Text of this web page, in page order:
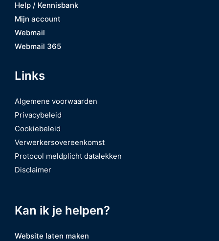
Help / Kennisbank
Mijn account
Webmail
Webmail 365
Links
Algemene voorwaarden
Privacybeleid
Cookiebeleid
Verwerkersovereenkomst
Protocol meldplicht datalekken
Disclaimer
Kan ik je helpen?
Website laten maken